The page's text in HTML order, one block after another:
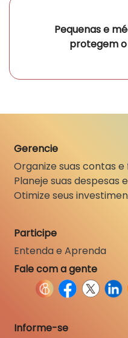
Pequenas e
protegem
Gerencie
Organize suas contas e
Planeje suas despesas
Otimize seus
Participe
Entenda e Aprenda
Fale com a gente
Informe-se